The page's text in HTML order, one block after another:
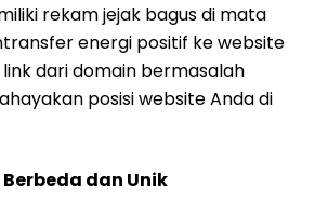
rekam jejak bagus di mata
energi positif ke website
link dari domain bermasalah
posisi website Anda di
dan Unik